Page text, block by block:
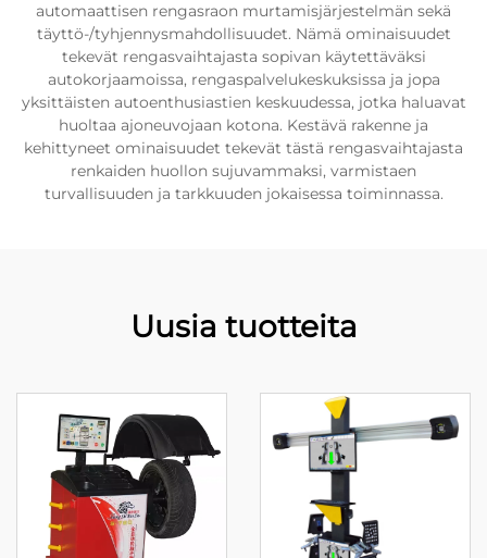
automaattisen rengasraon murtamisjärjestelmän sekä
täyttö-/tyhjennysmahdollisuudet. Nämä ominaisuudet
tekevät rengasvaihtajasta sopivan käytettäväksi
autokorjaamoissa, rengaspalvelukeskuksissa ja jopa
yksittäisten autoenthusiastien keskuudessa, jotka haluavat
huoltaa ajoneuvojaan kotona. Kestävä rakenne ja
kehittyneet ominaisuudet tekevät tästä rengasvaihtajasta
renkaiden huollon sujuvammaksi, varmistaen
turvallisuuden ja tarkkuuden jokaisessa toiminnassa.
Uusia tuotteita